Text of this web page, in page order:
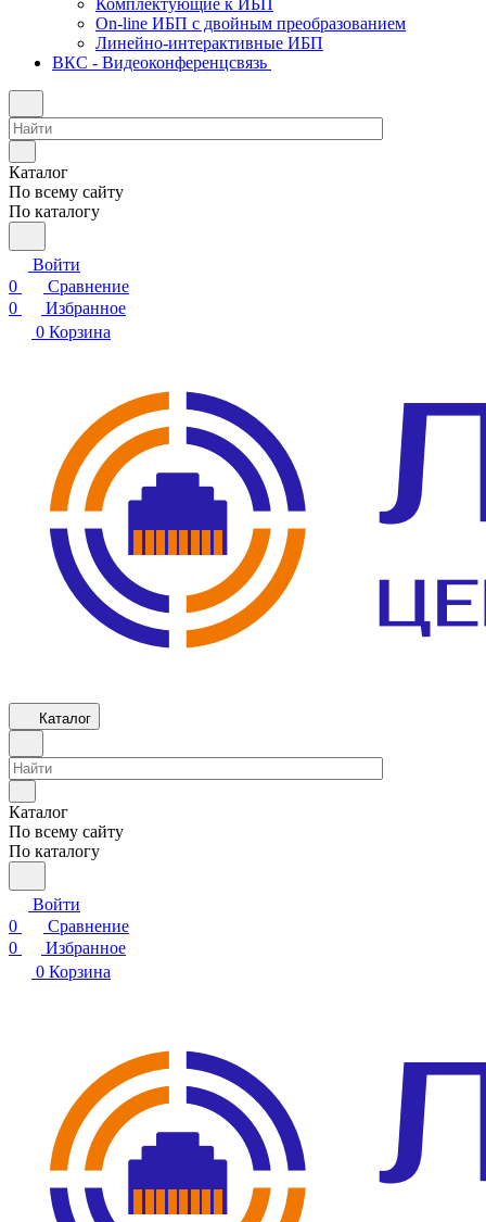
Комплектующие к ИБП
On-line ИБП с двойным преобразованием
Линейно-интерактивные ИБП
ВКС - Видеоконференцсвязь
Каталог
По всему сайту
По каталогу
Войти
0
Сравнение
0
Избранное
0 Корзина
Каталог
Каталог
По всему сайту
По каталогу
Войти
0
Сравнение
0
Избранное
0 Корзина